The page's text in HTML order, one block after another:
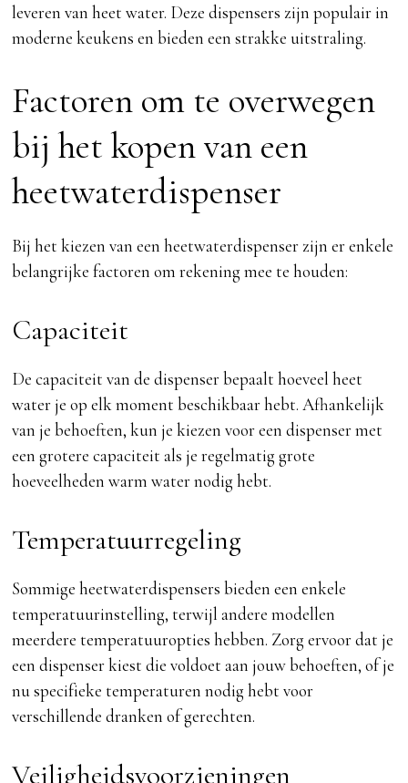
leveren van heet water. Deze dispensers zijn populair in
moderne keukens en bieden een strakke uitstraling.
Factoren om te overwegen
bij het kopen van een
heetwaterdispenser
Bij het kiezen van een heetwaterdispenser zijn er enkele
belangrijke factoren om rekening mee te houden:
Capaciteit
De capaciteit van de dispenser bepaalt hoeveel heet
water je op elk moment beschikbaar hebt. Afhankelijk
van je behoeften, kun je kiezen voor een dispenser met
een grotere capaciteit als je regelmatig grote
hoeveelheden warm water nodig hebt.
Temperatuurregeling
Sommige heetwaterdispensers bieden een enkele
temperatuurinstelling, terwijl andere modellen
meerdere temperatuuropties hebben. Zorg ervoor dat je
een dispenser kiest die voldoet aan jouw behoeften, of je
nu specifieke temperaturen nodig hebt voor
verschillende dranken of gerechten.
Veiligheidsvoorzieningen